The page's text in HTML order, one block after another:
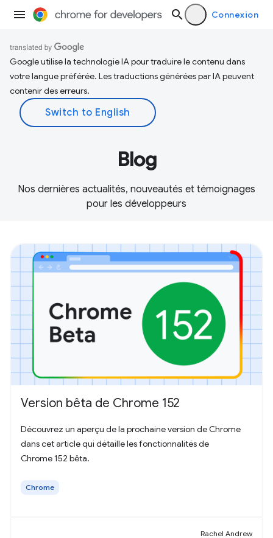
Connexion
Google utilise la technologie IA pour traduire le contenu dans
votre langue préférée. Les traductions générées par IA peuvent
contenir des erreurs.
Blog
Nos dernières actualités, nouveautés et témoignages
pour les développeurs
Version bêta de Chrome 152
Découvrez un aperçu de la prochaine version de Chrome
dans cet article qui détaille les fonctionnalités de
Chrome 152 bêta.
Chrome
Rachel Andrew